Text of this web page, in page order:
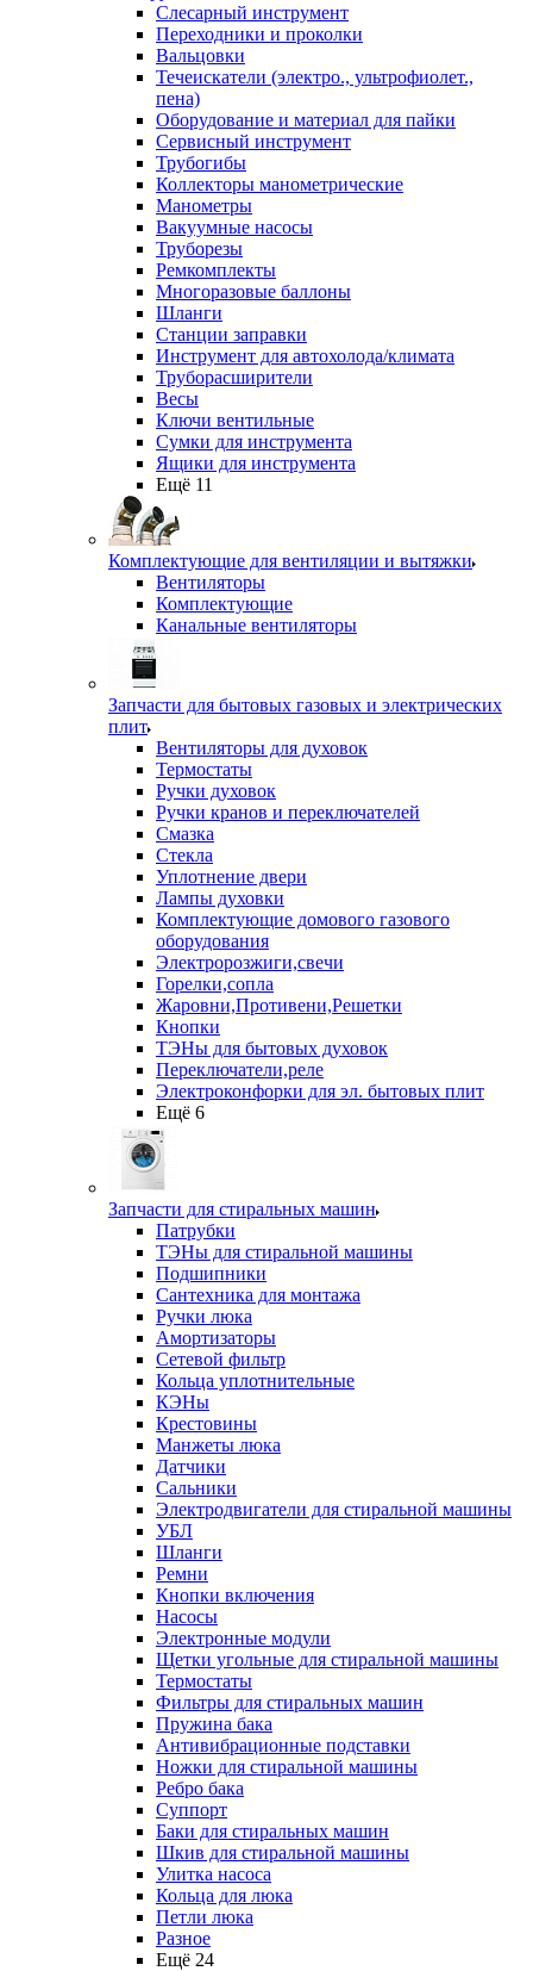
Слесарный инструмент
Переходники и проколки
Вальцовки
Течеискатели (электро., ультрофиолет.,
пена)
Оборудование и материал для пайки
Сервисный инструмент
Трубогибы
Коллекторы манометрические
Манометры
Вакуумные насосы
Труборезы
Ремкомплекты
Многоразовые баллоны
Шланги
Станции заправки
Инструмент для автохолода/климата
Труборасширители
Весы
Ключи вентильные
Сумки для инструмента
Ящики для инструмента
Ещё 11
Комплектующие для вентиляции и вытяжки
Вентиляторы
Комплектующие
Канальные вентиляторы
Запчасти для бытовых газовых и электрических
плит
Вентиляторы для духовок
Термостаты
Ручки духовок
Ручки кранов и переключателей
Смазка
Стекла
Уплотнение двери
Лампы духовки
Комплектующие домового газового
оборудования
Электророзжиги,свечи
Горелки,сопла
Жаровни,Противени,Решетки
Кнопки
ТЭНы для бытовых духовок
Переключатели,реле
Электроконфорки для эл. бытовых плит
Ещё 6
Запчасти для стиральных машин
Патрубки
ТЭНы для стиральной машины
Подшипники
Сантехника для монтажа
Ручки люка
Амортизаторы
Сетевой фильтр
Кольца уплотнительные
КЭНы
Крестовины
Манжеты люка
Датчики
Сальники
Электродвигатели для стиральной машины
УБЛ
Шланги
Ремни
Кнопки включения
Насосы
Электронные модули
Щетки угольные для стиральной машины
Термостаты
Фильтры для стиральных машин
Пружина бака
Антивибрационные подставки
Ножки для стиральной машины
Ребро бака
Суппорт
Баки для стиральных машин
Шкив для стиральной машины
Улитка насоса
Кольца для люка
Петли люка
Разное
Ещё 24